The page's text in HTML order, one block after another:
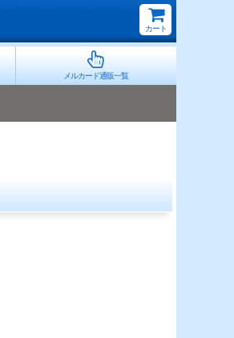
カート
メルカード通販一覧